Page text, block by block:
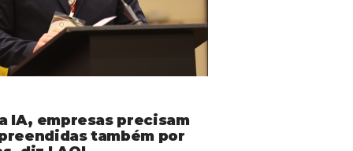
IA, empresas precisam
também por